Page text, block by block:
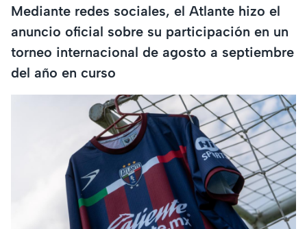
Mediante redes sociales, el Atlante hizo el
anuncio oficial sobre su participación en un
torneo internacional de agosto a septiembre
del año en curso